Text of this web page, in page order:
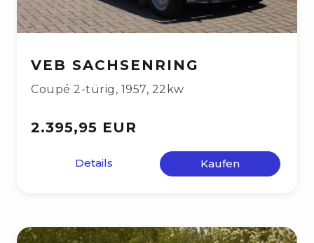
VEB SACHSENRING
Coupé 2-türig , 1957, 22kw
2.395,95 EUR
Details Kaufen